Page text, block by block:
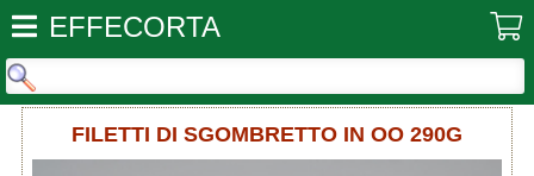
EFFECORTA
FILETTI DI SGOMBRETTO IN OO 290G